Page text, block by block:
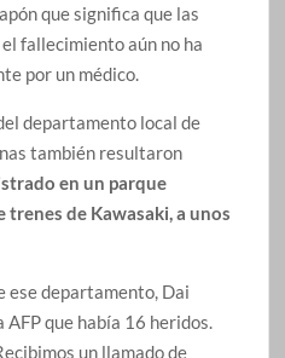
que significa que las
fallecimiento aún no ha
por un médico.
departamento local de
también resultaron
en un parque
de Kawasaki, a unos
ese departamento, Dai
que había 16 heridos.
un llamado de